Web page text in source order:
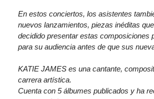
En estos conciertos, los asistentes
nuevos lanzamientos, piezas inéditas
decidido presentar estas composiciones
para su audiencia antes de que sus
KATIE JAMES es una cantante,
carrera artística.
Cuenta con 5 álbumes publicados y ha